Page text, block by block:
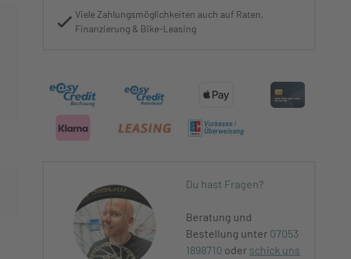
Viele Zahlungsmöglichkeiten auch auf Raten,
Finanzierung & Bike-Leasing
Du hast Fragen?
Beratung und
Bestellung unter 07053
1898710 oder schick uns